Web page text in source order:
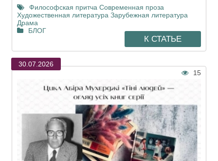
Философская притча Современная проза
Художественная литература Зарубежная литература
Драма
БЛОГ
К СТАТЬЕ
30.07.2026
15